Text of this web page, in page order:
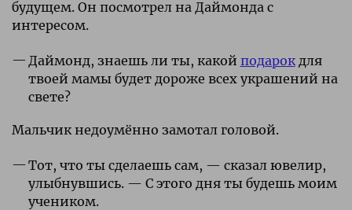
будущем. Он посмотрел на Даймонда с
интересом.
Даймонд, знаешь ли ты, какой подарокдля
твоей мамы будет дороже всех украшений на
свете?
Мальчик недоумённо замотал головой.
Тот, что ты сделаешь сам, — сказал ювелир,
улыбнувшись. — С этого дня ты будешь моим
учеником.